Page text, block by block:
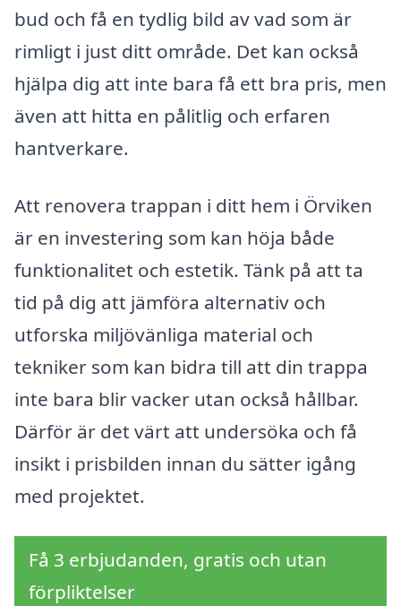
bud och få en tydlig bild av vad som är
rimligt i just ditt område. Det kan också
hjälpa dig att inte bara få ett bra pris, men
även att hitta en pålitlig och erfaren
hantverkare.
Att renovera trappan i ditt hem i Örviken
är en investering som kan höja både
funktionalitet och estetik. Tänk på att ta
tid på dig att jämföra alternativ och
utforska miljövänliga material och
tekniker som kan bidra till att din trappa
inte bara blir vacker utan också hållbar.
Därför är det värt att undersöka och få
insikt i prisbilden innan du sätter igång
med projektet.
Få 3 erbjudanden, gratis och utan
förpliktelser